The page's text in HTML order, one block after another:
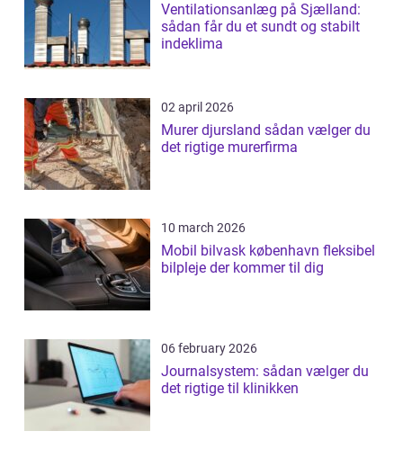
Ventilationsanlæg på Sjælland:
sådan får du et sundt og stabilt
indeklima
02 april 2026
Murer djursland sådan vælger du
det rigtige murerfirma
10 march 2026
Mobil bilvask københavn fleksibel
bilpleje der kommer til dig
06 february 2026
Journalsystem: sådan vælger du
det rigtige til klinikken